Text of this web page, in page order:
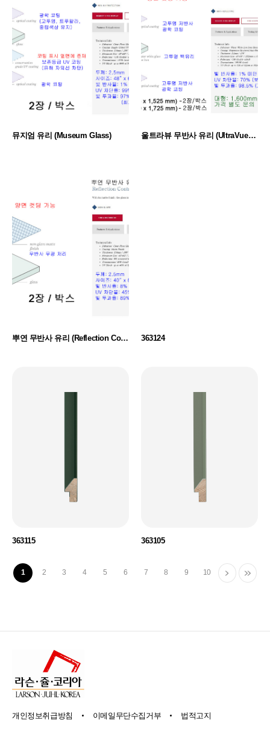
뮤지엄 유리 (Museum Glass) 울트라뷰 무반사 유리 (UltraVue UV70)
뿌연 무반사 유리 (Reflection Control Glass) 363124
363115 363105
1 2 3 4 5 6 7 8 9 10
개인정보취급방침 이메일무단수집거부 법적고지